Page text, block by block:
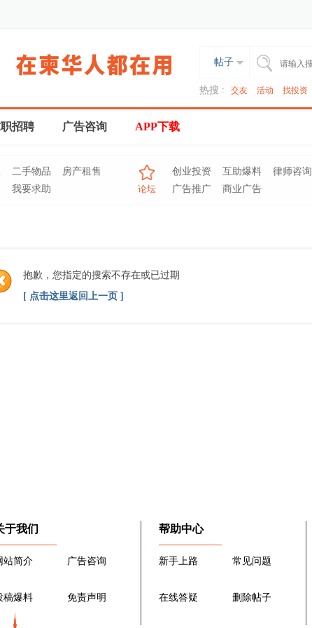
帖子
热搜 : 交友 活动 找投资
招聘 广告咨询 APP下载
二手物品
房产租售
我要求助 论坛
创业投资 互助爆料
律师咨询
广告推广
商业广告
抱歉，您指定的搜索不存在或已过期
[ 点击这里返回上一页 ]
于我们
站简介 广告咨询
稿爆料 免责声明
帮助中心
新手上路 常见问题
在线答疑 删除帖子